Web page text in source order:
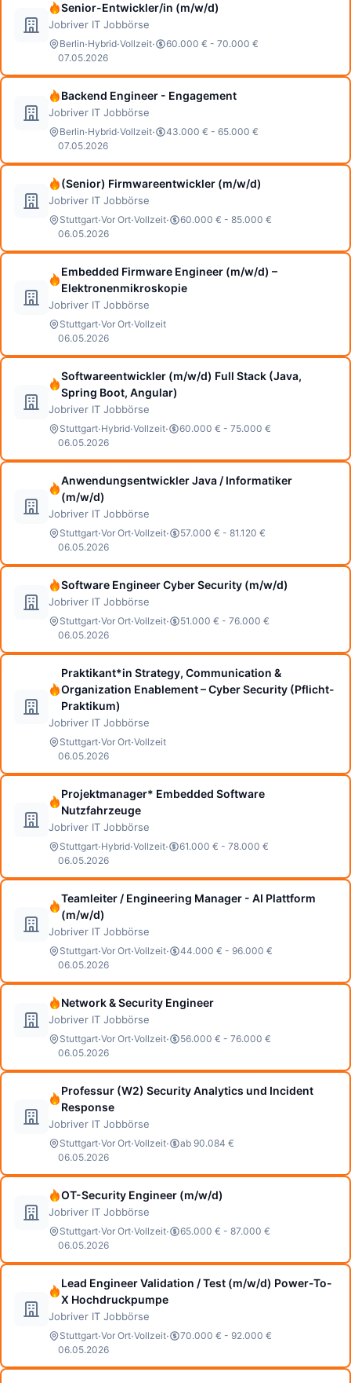
Senior-Entwickler/in (m/w/d)
Jobriver IT Jobbörse
Berlin·Hybrid·Vollzeit·
60.000 € - 70.000 €
07.05.2026
Backend Engineer - Engagement
Jobriver IT Jobbörse
Berlin·Hybrid·Vollzeit·
43.000 € - 65.000 €
07.05.2026
(Senior) Firmwareentwickler (m/w/d)
Jobriver IT Jobbörse
Stuttgart·Vor Ort·Vollzeit·
60.000 € - 85.000 €
06.05.2026
Embedded Firmware Engineer (m/w/d) –
Elektronenmikroskopie
Jobriver IT Jobbörse
Stuttgart·Vor Ort·Vollzeit
06.05.2026
Softwareentwickler (m/w/d) Full Stack (Java,
Spring Boot, Angular)
Jobriver IT Jobbörse
Stuttgart·Hybrid·Vollzeit·
60.000 € - 75.000 €
06.05.2026
Anwendungsentwickler Java / Informatiker
(m/w/d)
Jobriver IT Jobbörse
Stuttgart·Vor Ort·Vollzeit·
57.000 € - 81.120 €
06.05.2026
Software Engineer Cyber Security (m/w/d)
Jobriver IT Jobbörse
Stuttgart·Vor Ort·Vollzeit·
51.000 € - 76.000 €
06.05.2026
Praktikant*in Strategy, Communication &
Organization Enablement – Cyber Security (Pflicht-
Praktikum)
Jobriver IT Jobbörse
Stuttgart·Vor Ort·Vollzeit
06.05.2026
Projektmanager* Embedded Software
Nutzfahrzeuge
Jobriver IT Jobbörse
Stuttgart·Hybrid·Vollzeit·
61.000 € - 78.000 €
06.05.2026
Teamleiter / Engineering Manager - AI Plattform
(m/w/d)
Jobriver IT Jobbörse
Stuttgart·Vor Ort·Vollzeit·
44.000 € - 96.000 €
06.05.2026
Network & Security Engineer
Jobriver IT Jobbörse
Stuttgart·Vor Ort·Vollzeit·
56.000 € - 76.000 €
06.05.2026
Professur (W2) Security Analytics und Incident
Response
Jobriver IT Jobbörse
Stuttgart·Vor Ort·Vollzeit·
ab 90.084 €
06.05.2026
OT-Security Engineer (m/w/d)
Jobriver IT Jobbörse
Stuttgart·Vor Ort·Vollzeit·
65.000 € - 87.000 €
06.05.2026
Lead Engineer Validation / Test (m/w/d) Power-To-
X Hochdruckpumpe
Jobriver IT Jobbörse
Stuttgart·Vor Ort·Vollzeit·
70.000 € - 92.000 €
06.05.2026